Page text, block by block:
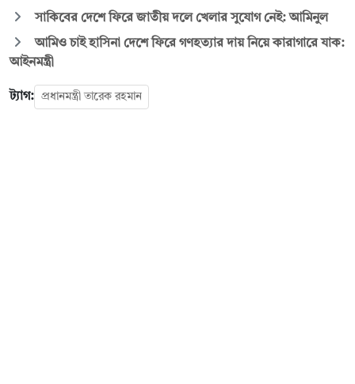
সাকিবের দেশে ফিরে জাতীয় দলে খেলার সুযোগ নেই: আমিনুল
আমিও চাই হাসিনা দেশে ফিরে গণহত্যার দায় নিয়ে কারাগারে যাক:
আইনমন্ত্রী
ট্যাগ: প্রধানমন্ত্রী তারেক রহমান